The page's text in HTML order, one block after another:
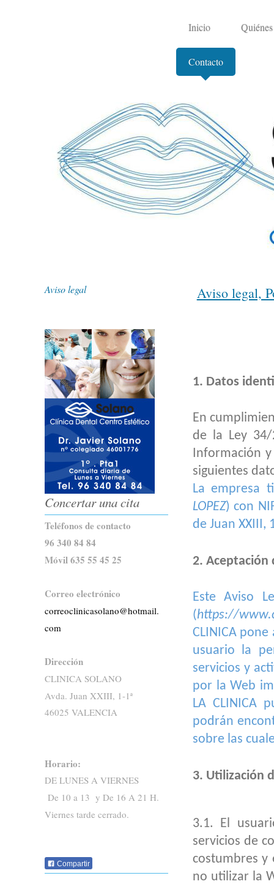
Inicio
Contacto
Aviso legal,
1. Datos
En
de la Ley
Información
siguientes
La empresa
LOPEZ) con
de Juan XXIII,
2. Aceptación
Este Aviso
(https://
CLINICA
usuario la
servicios y
por la Web
LA CLINICA
podrán
sobre las
3. Utilización
3.1. El
servicios de
costumbres y
no utilizar la
Aviso legal
Concertar una cita
Teléfonos de contacto
96 340 84 84
Móvil 635 55 45 25
Correo electrónico
correoclinicasolano@hotmail.
com
Dirección
CLINICA SOLANO
Avda. Juan XXIII, 1-1ª
46025 VALENCIA
Horario:
DE LUNES A VIERNES
De 10 a 13 y De 16 A 21 H.
Viernes tarde cerrado.
Compartir